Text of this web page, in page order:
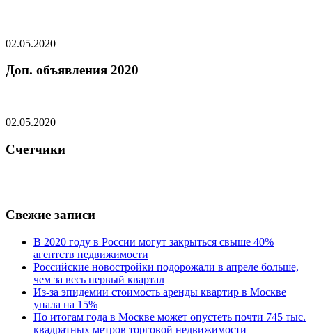
02.05.2020
Доп. объявления 2020
02.05.2020
Счетчики
Свежие записи
В 2020 году в России могут закрыться свыше 40%
агентств недвижимости
Российские новостройки подорожали в апреле больше,
чем за весь первый квартал
Из-за эпидемии стоимость аренды квартир в Москве
упала на 15%
По итогам года в Москве может опустеть почти 745 тыс.
квадратных метров торговой недвижимости